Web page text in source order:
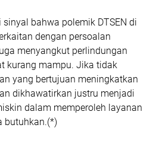
bahwa polemik DTSEN di
dengan persoalan
menyangkut perlindungan
kurang mampu. Jika tidak
yang bertujuan meningkatkan
dikhawatirkan justru menjadi
dalam memperoleh layanan
butuhkan.(*)